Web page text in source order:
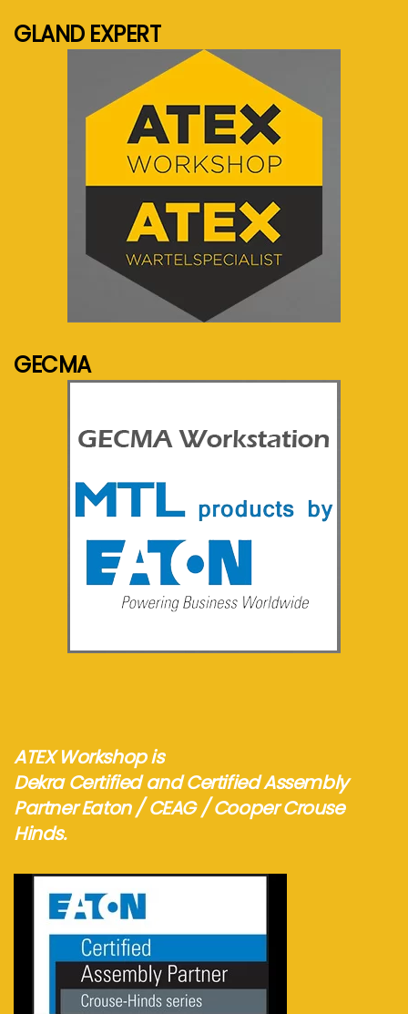
GLAND EXPERT
See more...
GECMA
ATEX Workshop is
Dekra Certified and Certified Assembly
Partner Eaton / CEAG / Cooper Crouse
Hinds.